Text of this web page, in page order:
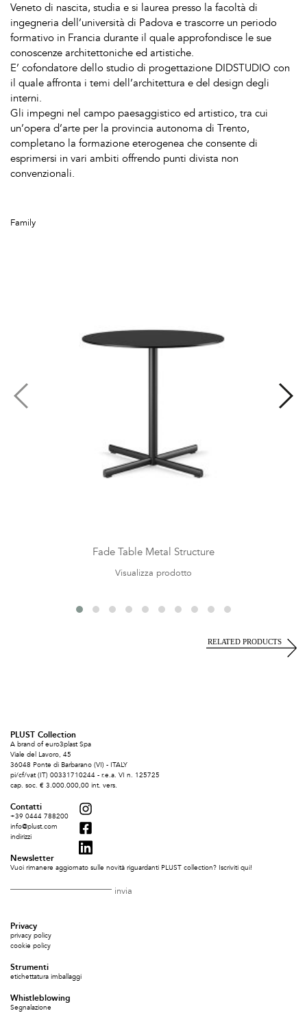
Veneto di nascita, studia e si laurea presso la facoltà di
ingegneria dell’università di Padova e trascorre un periodo
formativo in Francia durante il quale approfondisce le sue
conoscenze architettoniche ed artistiche.
E’ cofondatore dello studio di progettazione DIDSTUDIO con
il quale affronta i temi dell’architettura e del design degli
interni.
Gli impegni nel campo paesaggistico ed artistico, tra cui
un’opera d’arte per la provincia autonoma di Trento,
completano la formazione eterogenea che consente di
esprimersi in vari ambiti offrendo punti divista non
convenzionali.
Family
Fade Table Metal Structure
Visualizza prodotto
PLUST Collection
A brand of euro3plast Spa
Viale del Lavoro, 45
36048 Ponte di Barbarano (VI) - ITALY
pi/cf/vat (IT) 00331710244 - r.e.a. VI n. 125725
cap. soc. € 3.000.000,00 int. vers.
Contatti
+39 0444 788200
info@plust.com
indirizzi
Newsletter
Vuoi rimanere aggiornato sulle novità riguardanti PLUST collection? Iscriviti qui!
Privacy
privacy policy
cookie policy
Strumenti
etichettatura imballaggi
Whistleblowing
Segnalazione